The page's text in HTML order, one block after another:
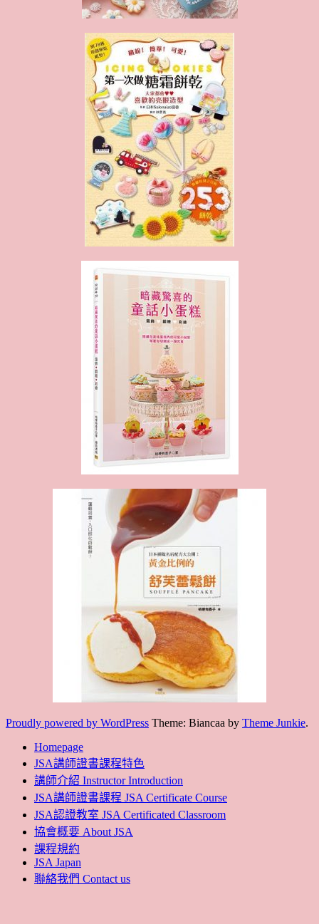
Proudly powered by WordPress Theme: Biancaa by Theme Junkie.
Homepage
JSA講師證書課程特色
講師介紹 Instructor Introduction
JSA講師證書課程 JSA Certificate Course
JSA認證教室 JSA Certificated Classroom
協會概要 About JSA
課程規約
JSA Japan
聯絡我們 Contact us